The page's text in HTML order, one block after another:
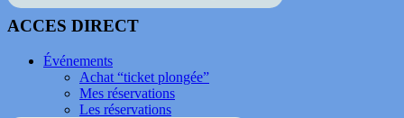
ACCES DIRECT
Événements
Achat “ticket plongée”
Mes réservations
Les réservations